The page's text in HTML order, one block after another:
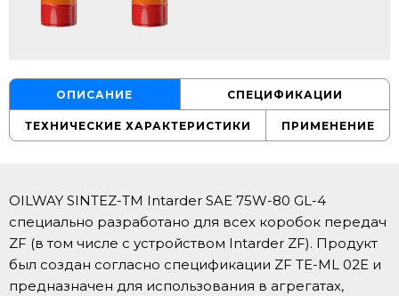
ОПИСАНИЕ СПЕЦИФИКАЦИИ
ТЕХНИЧЕСКИЕ ХАРАКТЕРИСТИКИ ПРИМЕНЕНИЕ
OILWAY SINTEZ-TM Intarder SAE 75W-80 GL-4
специально разработано для всех коробок передач
ZF (в том числе с устройством Intarder ZF). Продукт
был создан согласно спецификации ZF TE-ML 02E и
предназначен для использования в агрегатах,